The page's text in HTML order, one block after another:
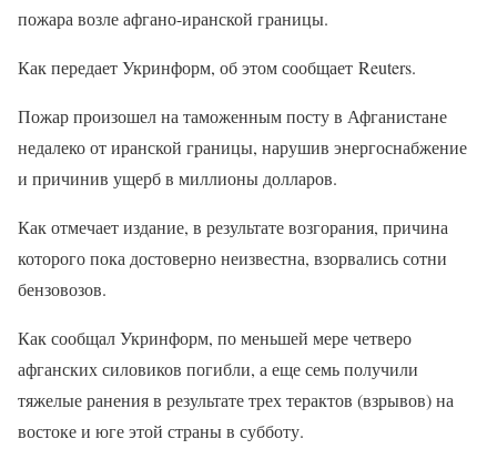
пожара возле афгано-иранской границы.
Как передает Укринформ, об этом сообщает Reuters.
Пожар произошел на таможенным посту в Афганистане
недалеко от иранской границы, нарушив энергоснабжение
и причинив ущерб в миллионы долларов.
Как отмечает издание, в результате возгорания, причина
которого пока достоверно неизвестна, взорвались сотни
бензовозов.
Как сообщал Укринформ, по меньшей мере четверо
афганских силовиков погибли, а еще семь получили
тяжелые ранения в результате трех терактов (взрывов) на
востоке и юге этой страны в субботу.